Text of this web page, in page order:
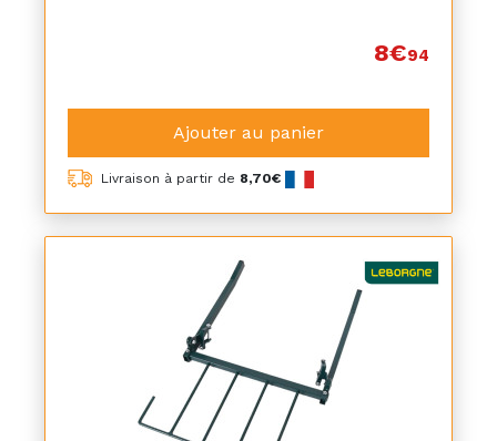
8€94
Ajouter au panier
Livraison à partir de 8,70€